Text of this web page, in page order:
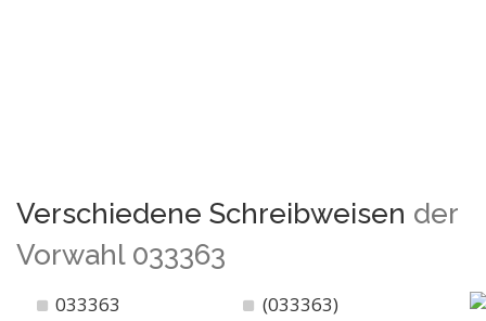
Verschiedene Schreibweisen der
Vorwahl 033363
033363
(033363)